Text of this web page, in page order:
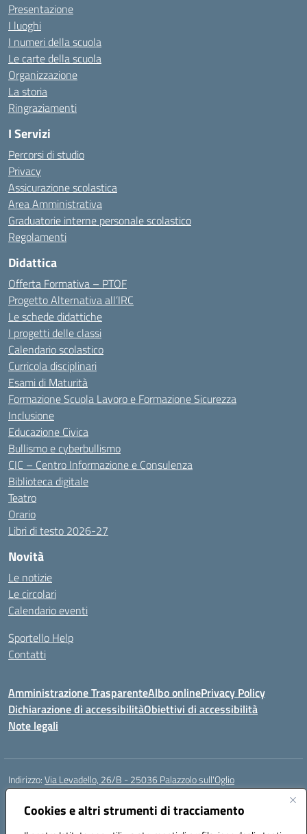
Cookies e altri strumenti di tracciamento
Presentazione
I luoghi
I numeri della scuola
Le carte della scuola
Organizzazione
La storia
Ringraziamenti
I Servizi
Percorsi di studio
Privacy
Assicurazione scolastica
Area Amministrativa
Graduatorie interne personale scolastico
Regolamenti
Didattica
Offerta Formativa – PTOF
Progetto Alternativa all’IRC
Le schede didattiche
I progetti delle classi
Calendario scolastico
Curricola disciplinari
Esami di Maturità
Formazione Scuola Lavoro e Formazione Sicurezza
Inclusione
Educazione Civica
Bullismo e cyberbullismo
CIC – Centro Informazione e Consulenza
Biblioteca digitale
Teatro
Orario
Libri di testo 2026-27
Novità
Le notizie
Le circolari
Calendario eventi
Sportello Help
Contatti
Amministrazione TrasparenteAlbo onlinePrivacy Policy
Dichiarazione di accessibilitàObiettivi di accessibilità
Note legali
Indirizzo:Via Levadello, 26/B - 25036 Palazzolo sull'Oglio
Centralino:
Posta elettronica certificata (PEC):bsis01800p@pec.istruzione.it